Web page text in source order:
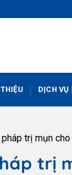
DỊCH VỤ
trị mụn
trị